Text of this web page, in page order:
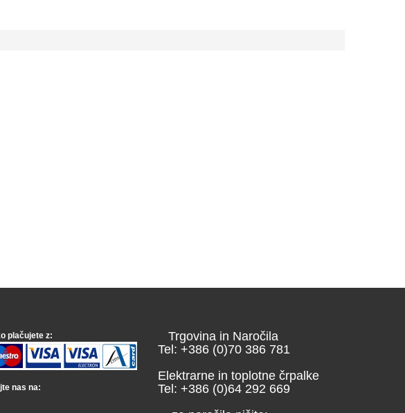
plačujete z:
nas na:
Trgovina in Naročila
Tel: +386 (0)70 386 781
Elektrarne in toplotne črpalke
Tel: +386 (0)64 292 669